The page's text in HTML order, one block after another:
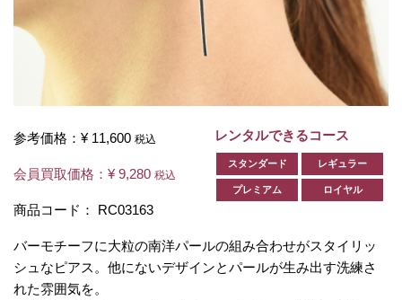
参考価格： ¥ 11,600 税込
会員買取価格： ¥ 9,280 税込
商品コード： RC03163
レンタルできるコース
スタンダード レギュラー
プレミアム ロイヤル
バーモチーフに大粒の南洋パールの組み合わせがスタイリッ
シュなピアス。他にないデザインとパールが生み出す洗練さ
れた雰囲気を。